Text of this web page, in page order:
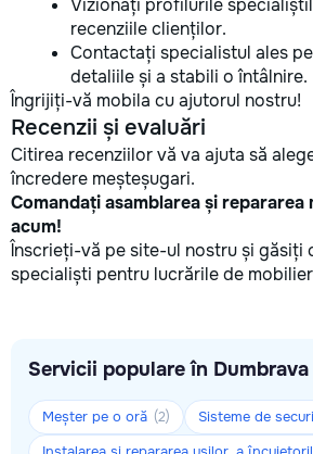
Vizionați profilurile
recenziile clienților.
Contactați specialistul ales
detaliile și a stabili o întâlnire.
Îngrijiți-vă mobila cu ajutorul nostru!
Recenzii și evaluări
Citirea recenziilor vă va ajuta să
încredere meșteșugari.
Comandați asamblarea și
acum!
Înscrieți-vă pe site-ul nostru și găsiți
specialiști pentru lucrările de
Servicii populare în Dumbrava
Meșter pe o oră (2) Sisteme de